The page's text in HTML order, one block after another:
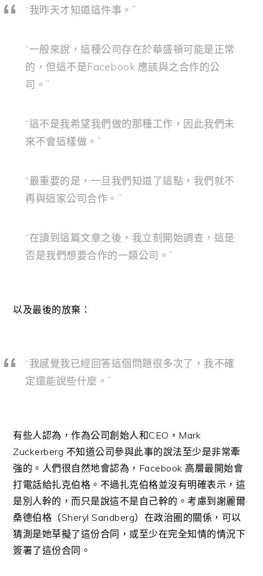
“我昨天才知道這件事。”
“一般來說，這種公司存在於華盛頓可能是正常
的，但這不是Facebook 應該與之合作的公
司。”
“這不是我希望我們做的那種工作，因此我們未
來不會這樣做。”
“最重要的是，一旦我們知道了這點，我們就不
再與這家公司合作。”
“在讀到這篇文章之後，我立刻開始調查，這是
否是我們想要合作的一類公司。”
以及最後的放棄：
“我感覺我已經回答這個問題很多次了，我不確
定還能說些什麼。”
有些人認為，作為公司創始人和CEO，Mark
Zuckerberg 不知道公司參與此事的說法至少是非常牽
強的。人們很自然地會認為，Facebook 高層最開始會
打電話給扎克伯格。不過扎克伯格並沒有明確表示，這
是別人幹的，而只是說這不是自己幹的。考慮到謝麗爾·
桑德伯格（Sheryl Sandberg）在政治圈的關係，可以
猜測是她草擬了這份合同，或至少在完全知情的情況下
簽署了這份合同。